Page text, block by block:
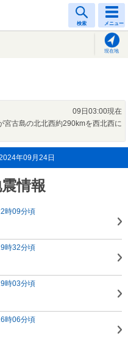
検索 メニュー
現在地
09日03:00現在
宮古島の北北西約290kmを西北西に
年09月24日
情報
時09分頃
時32分頃
時03分頃
時06分頃